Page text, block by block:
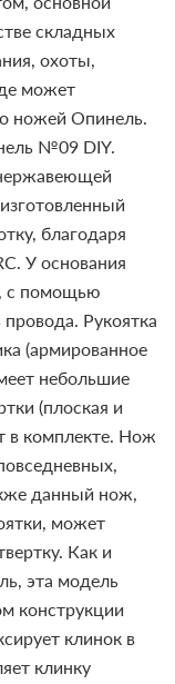
складных
охоты,
может
ножей Опинель.
№09 DIY.
благодаря
У основания
с помощью
Рукоятка
(армированное
небольшие
(плоская и
в комплекте. Нож
данный нож,
может
Как и
эта модель
конструкции
клинок в
клинку